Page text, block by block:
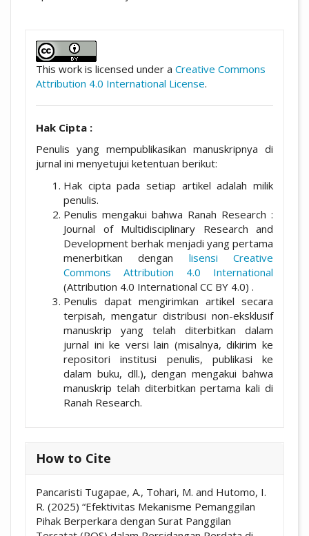
This work is licensed under a Creative Commons
Attribution 4.0 International License.
Hak Cipta :
Penulis yang mempublikasikan manuskripnya di
jurnal ini menyetujui ketentuan berikut:
Hak cipta pada setiap artikel adalah milik
penulis.
Penulis mengakui bahwa Ranah Research :
Journal of Multidisciplinary Research and
Development berhak menjadi yang pertama
menerbitkan dengan lisensi Creative
Commons Attribution 4.0 International
(Attribution 4.0 International CC BY 4.0) .
Penulis dapat mengirimkan artikel secara
terpisah, mengatur distribusi non-eksklusif
manuskrip yang telah diterbitkan dalam
jurnal ini ke versi lain (misalnya, dikirim ke
repositori institusi penulis, publikasi ke
dalam buku, dll.), dengan mengakui bahwa
manuskrip telah diterbitkan pertama kali di
Ranah Research.
How to Cite
Pancaristi Tugapae, A., Tohari, M. and Hutomo, I.
R. (2025) “Efektivitas Mekanisme Pemanggilan
Pihak Berperkara dengan Surat Panggilan